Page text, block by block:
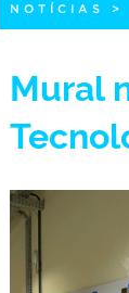
NOTÍCIAS >
Mural